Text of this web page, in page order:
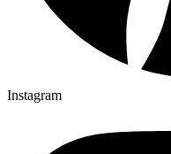
Instagram